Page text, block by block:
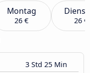
Montag
26 € 26 €
3 Std 25 Min